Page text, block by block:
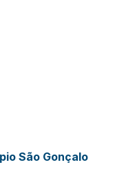
São Gonçalo